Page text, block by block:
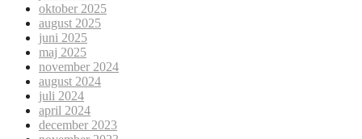
oktober 2025
august 2025
juni 2025
maj 2025
november 2024
august 2024
juli 2024
april 2024
december 2023